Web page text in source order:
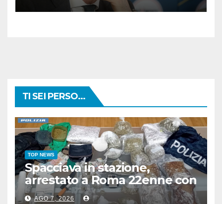
TI SEI PERSO...
TOP NEWS
Spacciava in stazione,
arrestato a Roma 22enne con
7 Kg di droga
AGO 7, 2026